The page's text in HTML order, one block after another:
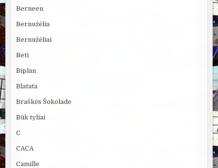
Berneen
Bernužėlia
Bernužėliai
Beti
Biplan
Blatata
Braškės Šokolade
Būk tyliai
C
CACA
Camille